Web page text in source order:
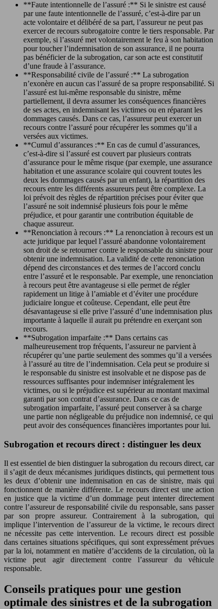
**Faute intentionnelle de l’assuré :** Si le sinistre est causé
par une faute intentionnelle de l’assuré, c’est-à-dire par un
acte volontaire et délibéré de sa part, l’assureur ne peut pas
exercer de recours subrogatoire contre le tiers responsable. Par
exemple, si l’assuré met volontairement le feu à son habitation
pour toucher l’indemnisation de son assurance, il ne pourra
pas bénéficier de la subrogation, car son acte est constitutif
d’une fraude à l’assurance.
**Responsabilité civile de l’assuré :** La subrogation
n’exonère en aucun cas l’assuré de sa propre responsabilité. Si
l’assuré est lui-même responsable du sinistre, même
partiellement, il devra assumer les conséquences financières
de ses actes, en indemnisant les victimes ou en réparant les
dommages causés. Dans ce cas, l’assureur peut exercer un
recours contre l’assuré pour récupérer les sommes qu’il a
versées aux victimes.
**Cumul d’assurances :** En cas de cumul d’assurances,
c’est-à-dire si l’assuré est couvert par plusieurs contrats
d’assurance pour le même risque (par exemple, une assurance
habitation et une assurance scolaire qui couvrent toutes les
deux les dommages causés par un enfant), la répartition des
recours entre les différents assureurs peut être complexe. La
loi prévoit des règles de répartition précises pour éviter que
l’assuré ne soit indemnisé plusieurs fois pour le même
préjudice, et pour garantir une contribution équitable de
chaque assureur.
**Renonciation à recours :** La renonciation à recours est un
acte juridique par lequel l’assuré abandonne volontairement
son droit de se retourner contre le responsable du sinistre pour
obtenir une indemnisation. La validité de cette renonciation
dépend des circonstances et des termes de l’accord conclu
entre l’assuré et le responsable. Par exemple, une renonciation
à recours peut être avantageuse si elle permet de régler
rapidement un litige à l’amiable et d’éviter une procédure
judiciaire longue et coûteuse. Cependant, elle peut être
désavantageuse si elle prive l’assuré d’une indemnisation plus
importante à laquelle il aurait pu prétendre en exerçant son
recours.
**Subrogation imparfaite :** Dans certains cas
malheureusement trop fréquents, l’assureur ne parvient à
récupérer qu’une partie seulement des sommes qu’il a versées
à l’assuré au titre de l’indemnisation. Cela peut se produire si
le responsable du sinistre est insolvable et ne dispose pas de
ressources suffisantes pour indemniser intégralement les
victimes, ou si le préjudice est supérieur au montant maximal
garanti par son contrat d’assurance. Dans ce cas de
subrogation imparfaite, l’assuré peut conserver à sa charge
une partie non négligeable du préjudice non indemnisé, ce qui
peut avoir des conséquences financières importantes pour lui.
Subrogation et recours direct : distinguer les deux
Il est essentiel de bien distinguer la subrogation du recours direct, car
il s’agit de deux mécanismes juridiques distincts, qui permettent tous
les deux d’obtenir une indemnisation en cas de sinistre, mais qui
fonctionnent de manière différente. Le recours direct est une action
en justice que la victime d’un dommage peut intenter directement
contre l’assureur de responsabilité civile du responsable, sans passer
par son propre assureur. Contrairement à la subrogation, qui
implique l’intervention de l’assureur de la victime, le recours direct
ne nécessite pas cette intervention. Le recours direct est possible
dans certaines situations spécifiques, qui sont expressément prévues
par la loi, notamment en matière d’accidents de la circulation, où la
victime peut agir directement contre l’assureur du véhicule
responsable.
Conseils pratiques pour une gestion
optimale des sinistres et de la subrogation